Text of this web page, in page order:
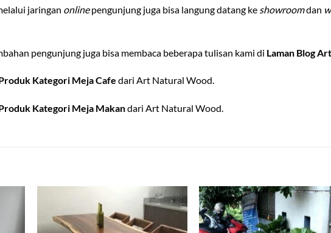
jaringan onlinepengunjung juga bisa langung datang ke showroomdan
pengunjung juga bisa membaca beberapa tulisan kami di Laman Blog
Kategori Meja Cafe dari Art Natural Wood.
Kategori Meja Makandari Art Natural Wood.
wishlist